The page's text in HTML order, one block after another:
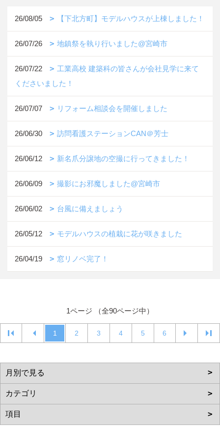
26/08/05 【下北方町】モデルハウスが上棟しました！
26/07/26 地鎮祭を執り行いました@宮崎市
26/07/22
工業高校 建築科の皆さんが会社見学に来て
くださいました！
26/07/07 リフォーム相談会を開催しました
26/06/30 訪問看護ステーションCAN＠芳士
26/06/12 新名爪分譲地の空撮に行ってきました！
26/06/09 撮影にお邪魔しました@宮崎市
26/06/02 台風に備えましょう
26/05/12 モデルハウスの植栽に花が咲きました
26/04/19 窓リノベ完了！
1ページ （全90ページ中）
1 2 3 4 5 6